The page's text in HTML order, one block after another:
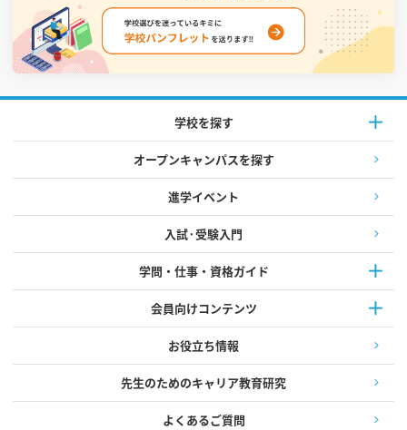
学校を探す
オープンキャンパスを探す
進学イベント
入試·受験入門
学問・仕事・資格ガイド
会員向けコンテンツ
お役立ち情報
先生のためのキャリア教育研究
よくあるご質問